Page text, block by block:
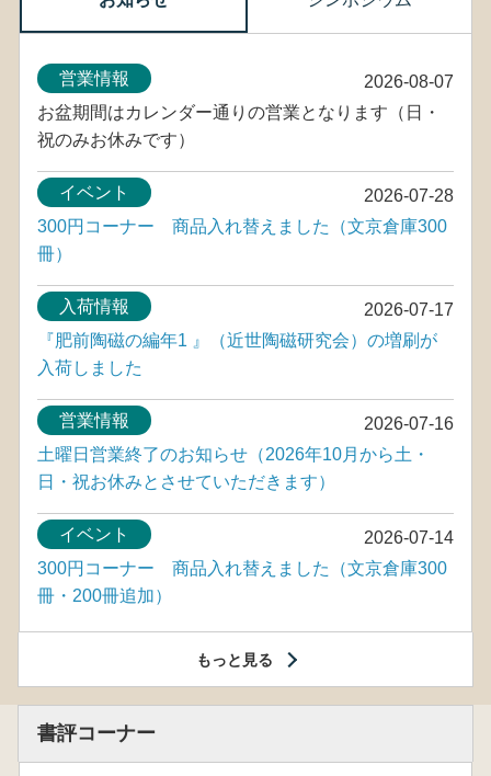
2026-08-07
営業情報
お盆期間はカレンダー通りの営業となります（日・
祝のみお休みです）
2026-07-28
イベント
300円コーナー 商品入れ替えました（文京倉庫300
冊）
2026-07-17
入荷情報
『肥前陶磁の編年1 』（近世陶磁研究会）の増刷が
入荷しました
2026-07-16
営業情報
土曜日営業終了のお知らせ（2026年10月から土・
日・祝お休みとさせていただきます）
2026-07-14
イベント
300円コーナー 商品入れ替えました（文京倉庫300
冊・200冊追加）
もっと見る
書評コーナー